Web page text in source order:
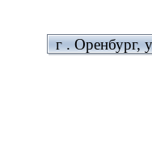
г . Оренбург,